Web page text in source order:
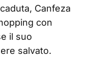
Canfeza
con
il suo
salvato.